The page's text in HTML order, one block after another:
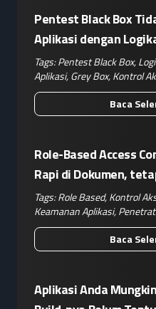
Pentest Black Box
Aplikasi dengan
Kompleks
Tags:Pentest Black Box,
Aplikasi,Grey Box,Kontrol
Baca
Role-Based Access
Rapi di Dokumen,
Operasional Nyata
Tags:Role Based,Kontrol
Keamanan Aplikasi,
Baca
Aplikasi Anda